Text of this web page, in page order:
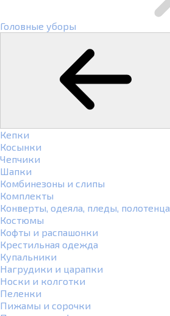
Головные уборы
Кепки
Косынки
Чепчики
Шапки
Комбинезоны и слипы
Комплекты
Конверты, одеяла, пледы, полотенца
Костюмы
Кофты и распашонки
Крестильная одежда
Купальники
Нагрудики и царапки
Носки и колготки
Пеленки
Пижамы и сорочки